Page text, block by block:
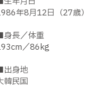
年8月12日（27歳）
長／体重
／86kg
身地
韓民国